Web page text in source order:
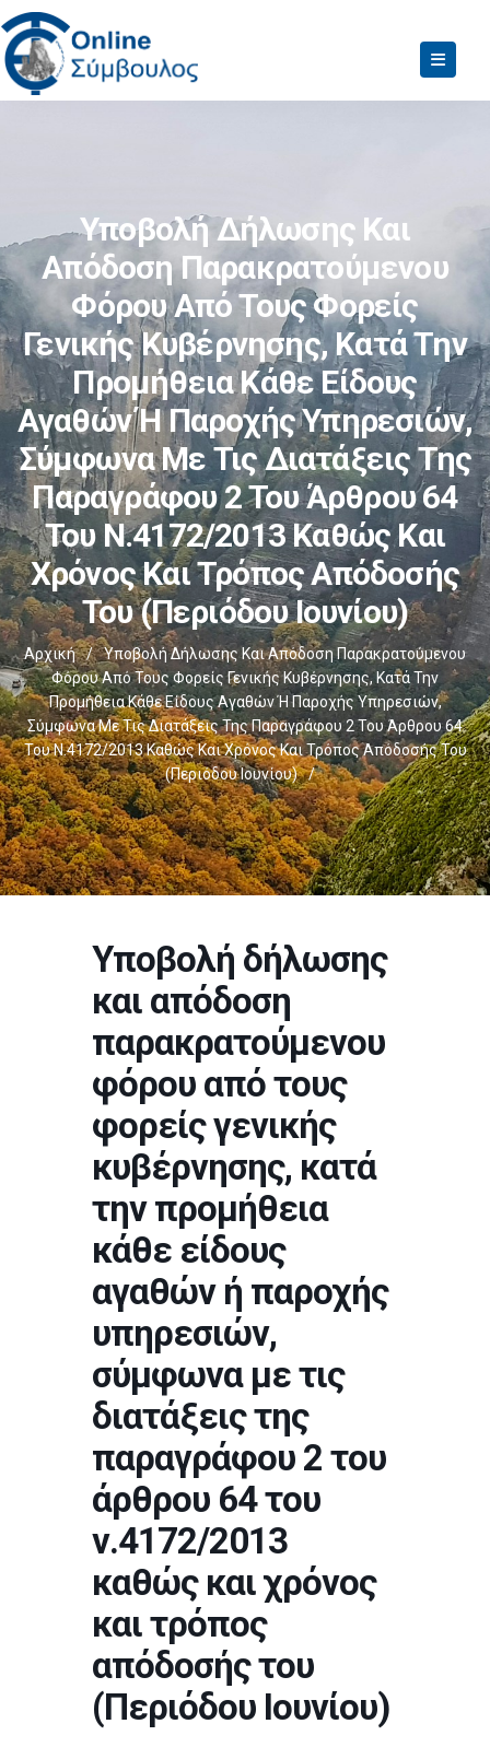
Υποβολή Δήλωσης Και
Απόδοση Παρακρατούμενου
Φόρου Από Τους Φορείς
Γενικής Κυβέρνησης, Κατά Την
Προμήθεια Κάθε Είδους
Αγαθών Ή Παροχής Υπηρεσιών,
Σύμφωνα Με Τις Διατάξεις Της
Παραγράφου 2 Του Άρθρου 64
Του Ν.4172/2013 Καθώς Και
Χρόνος Και Τρόπος Απόδοσής
Του (Περιόδου Ιουνίου)
Αρχική /
Υποβολή Δήλωσης Και Απόδοση Παρακρατούμενου
Φόρου Από Τους Φορείς Γενικής Κυβέρνησης, Κατά Την
Προμήθεια Κάθε Είδους Αγαθών Ή Παροχής Υπηρεσιών,
Σύμφωνα Με Τις Διατάξεις Της Παραγράφου 2 Του Άρθρου 64
Του Ν.4172/2013 Καθώς Και Χρόνος Και Τρόπος Απόδοσής Του
(Περιόδου Ιουνίου)
/
Υποβολή δήλωσης
και απόδοση
παρακρατούμενου
φόρου από τους
φορείς γενικής
κυβέρνησης, κατά
την προμήθεια
κάθε είδους
αγαθών ή παροχής
υπηρεσιών,
σύμφωνα με τις
διατάξεις της
παραγράφου 2 του
άρθρου 64 του
ν.4172/2013
καθώς και χρόνος
και τρόπος
απόδοσής του
(Περιόδου Ιουνίου)